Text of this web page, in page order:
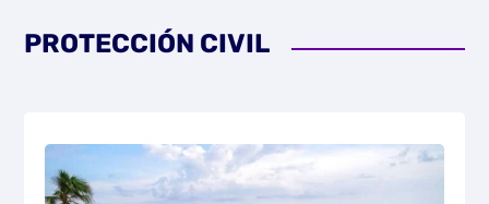
PROTECCIÓN CIVIL